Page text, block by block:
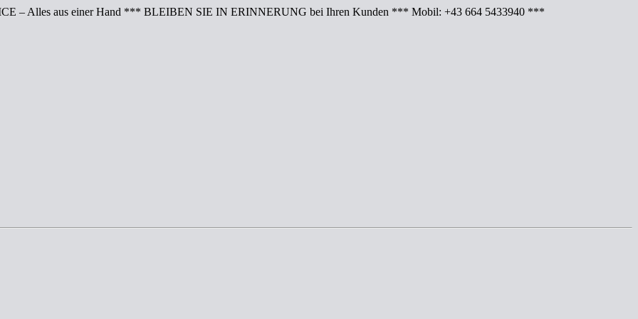
– Alles aus einer Hand *** BLEIBEN SIE IN ERINNERUNG bei Ihren Kunden *** Mobil: +43 664 5433940 ***